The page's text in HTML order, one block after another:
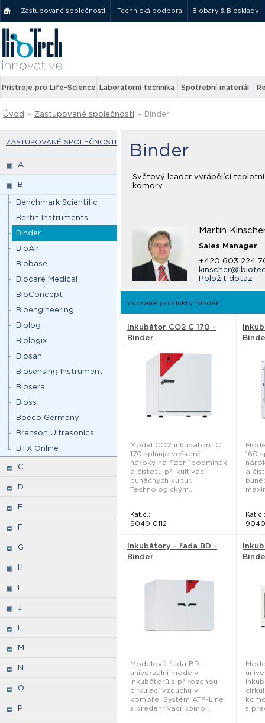
Zastupované společnosti Technická podpora Biobary & Biosklady
Přístroje pro Life-Science Laboratorní technika Spotřební materiál
Úvod » Zastupované společnosti » Binder
ZASTUPOVANÉ SPOLEČNOSTI
A
B
Benchmark Scientific
Bertin Instruments
Binder
BioAir
Biobase
Biocare Medical
BioConcept
Bioengineering
Biolog
Biologix
Biosan
Biosensing Instrument
Biosera
Bioss
Boeco Germany
Branson Ultrasonics
BTX Online
C
D
E
F
G
H
I
J
L
M
N
O
P
Binder
Světový leader vyrábějící
komory.
Martin
Sales Manager
+420 603 224
Položit dotaz
Vybrané produkty Binder
Inkubátor CO2 C 170 -
Binder
Model CO2 inkubátoru C
170 splňuje veškeré
nároky na řízení podmínek
a čistotu při kultivaci
buněčných kultur.
Technologickým...
Kat.č.:
9040-0112
160
a
Kat.č.:
Inkubátory - řada BD -
Binder
Modelová řada BD -
univerzální modely
inkubátorů s přirozenou
cirkulací vzduchu v
komoře. Systém ATP-Line
s předehřívací komo...
s